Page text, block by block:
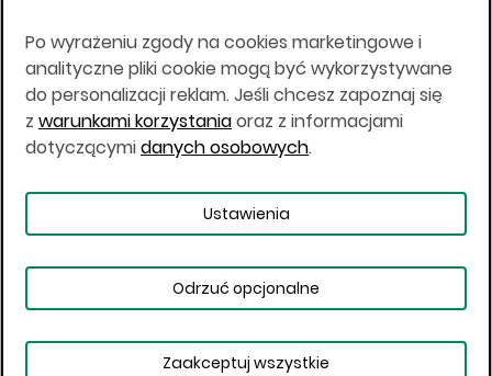
Japonii, ani w dowolnej innej jurysdykcji, w której
taki materiał byłby sprzeczny z prawem lub w
których zgodne z prawem nabycie produktów
inwestycyjnych nie jest możliwe lub w której nie
jest możliwe złożenie oferty. Prawa obowiązujące
w danej jurysdykcji określają, czy jest możliwe
nabycie poszczególnych produktów
Copyright © 2026 BOŚ | BOSSA.PL
Warunki korzystania
Dane osobowe
Po wyrażeniu zgody na cookies marketingowe i
analityczne pliki cookie mogą być wykorzystywane
do personalizacji reklam. Jeśli chcesz zapoznaj się
z warunkami korzystaniaoraz z informacjami
dotyczącymidanych osobowych.
Ustawienia
Odrzuć opcjonalne
Zaakceptuj wszystkie